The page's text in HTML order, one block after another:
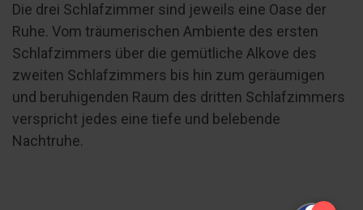
Die drei Schlafzimmer sind jeweils eine Oase der
Ruhe. Vom träumerischen Ambiente des ersten
Schlafzimmers über die gemütliche Alkove des
zweiten Schlafzimmers bis hin zum geräumigen
und beruhigenden Raum des dritten Schlafzimmers
verspricht jedes eine tiefe und belebende
Nachtruhe.